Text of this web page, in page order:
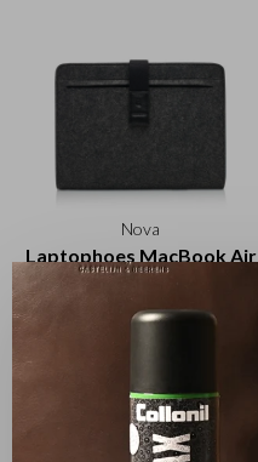
Nova
Laptophoes MacBook Air
€27,50
Sorteren op: